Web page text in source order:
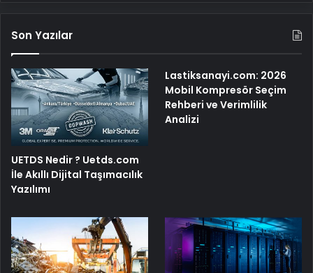
Son Yazılar
UETDS Nedir ? Uetds.com
İle Akıllı Dijital Taşımacılık
Yazılımı
Lastiksanayi.com: 2026
Mobil Kompresör Seçim
Rehberi ve Verimlilik
Analizi